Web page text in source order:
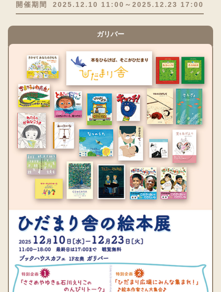
開催期間 2025.12.10 11:00～2025.12.23 17:00
ガリバー